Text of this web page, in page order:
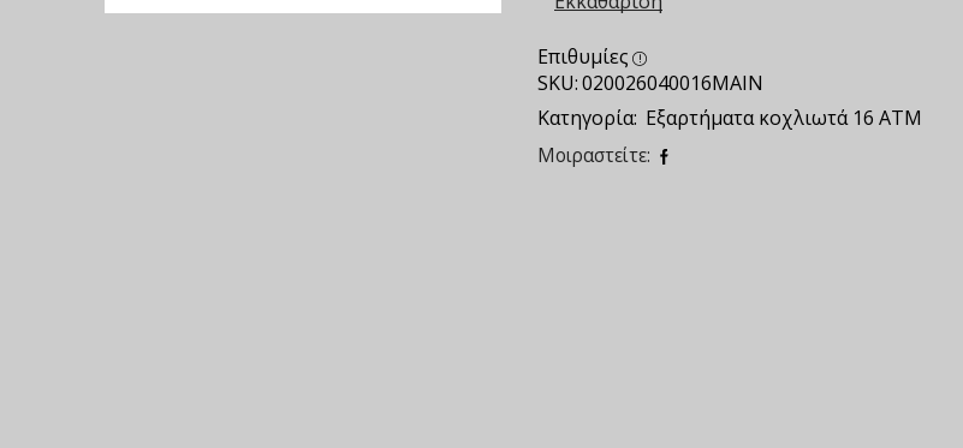
Επιθυμίες
SKU:020026040016ΜΑΙΝ
Κατηγορία: Εξαρτήματα κοχλιωτά 16 ΑΤΜ
Μοιραστείτε: